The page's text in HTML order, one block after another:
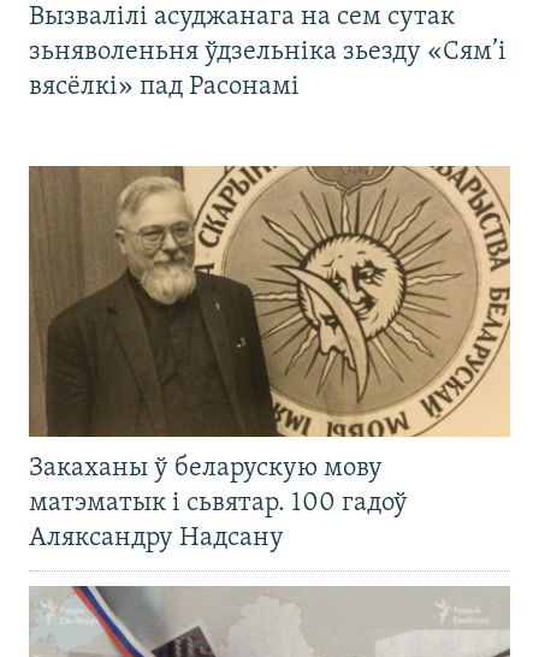
Вызвалілі асуджанага на сем сутак
зьняволеньня ўдзельніка зьезду «Сям’і
вясёлкі» пад Расонамі
Закаханы ў беларускую мову
матэматык і сьвятар. 100 гадоў
Аляксандру Надсану